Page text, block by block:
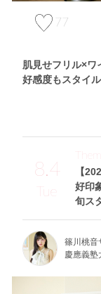
77
肌見せフリル×ワ
好感度もスタイ
8.4
Tue
【
好印
旬ス
Theme
篠川桃音
慶應義塾